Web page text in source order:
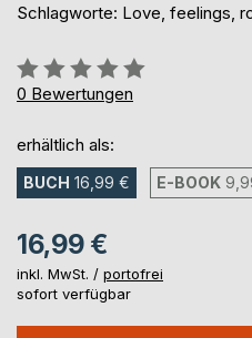
Schlagworte: Love, feelings,
Bewertung::
0%
0 Bewertungen
erhältlich als:
BUCH 16,99 € E-BOOK
16,99 €
inkl. MwSt. / portofrei
sofort verfügbar